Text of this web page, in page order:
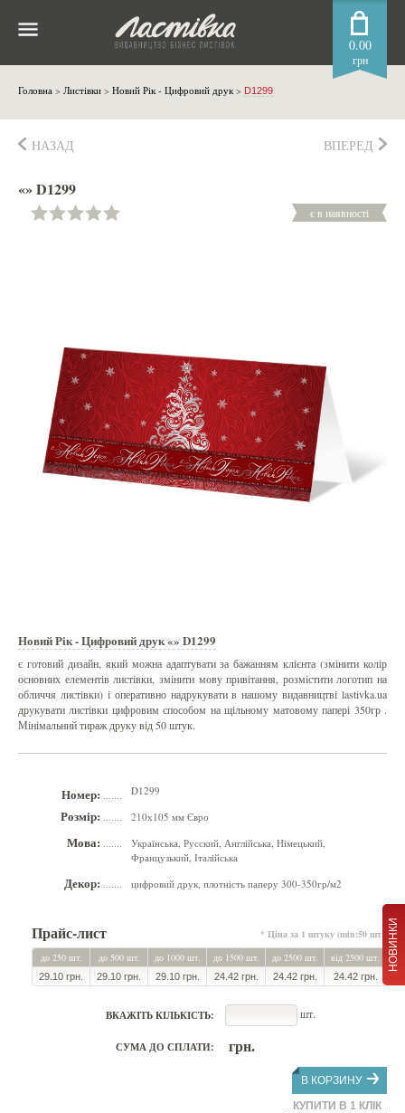
0.00
грн
Головна > Листівки > Новий Рік - Цифровий друк> D1299
НОВИНКИ
НАЗАД ВПЕРЕД
«» D1299
є в наявності
Новий Рік - Цифровий друк «» D1299
є готовий дизайн, який можна адаптувати за бажанням клієнта (змінити колір
основних елементів листівки, змінити мову привітання, розмістити логотип на
обличчя листівки) і оперативно надрукувати в нашому видавництві lastivka.ua
друкувати листівки цифровим способом на щільному матовому папері 350гр .
Мінімальний тираж друку від 50 штук.
Номер: D1299
Розмір: 210х105 мм Євро
Мова:
Українська, Русский, Англійська, Німецький,
Французький, Італійська
Декор: цифровий друк, плотність паперу 300-350гр/м2
Прайс-лист
* Ціна за 1 штуку (min:50 шт.)
до 250 шт.
до 500 шт. до 1000 шт. до 1500 шт. до 2500 шт. від 2500 шт.
29.10 грн. 29.10 грн. 29.10 грн. 24.42 грн. 24.42 грн. 24.42 грн.
ВКАЖІТЬ КІЛЬКІСТЬ: шт.
СУМА ДО СПЛАТИ: грн.
В КОРЗИНУ
КУПИТИ В 1 КЛІК